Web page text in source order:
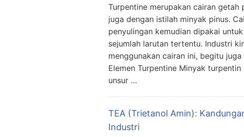
Turpentine merupakan cairan
juga dengan istilah minyak pinus.
penyulingan kemudian dipakai
sejumlah larutan tertentu. Industri
menggunakan cairan ini, begitu
Elemen Turpentine Minyak
unsur …
TEA (Trietanol Amin):
Industri